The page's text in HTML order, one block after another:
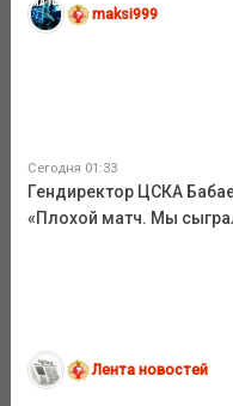
maksi999
Сегодня 01:33
Гендиректор ЦСКА
«Плохой матч. Мы
Лента новостей